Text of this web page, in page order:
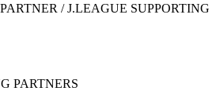
/ J.LEAGUE SUPPORTING
PARTNERS